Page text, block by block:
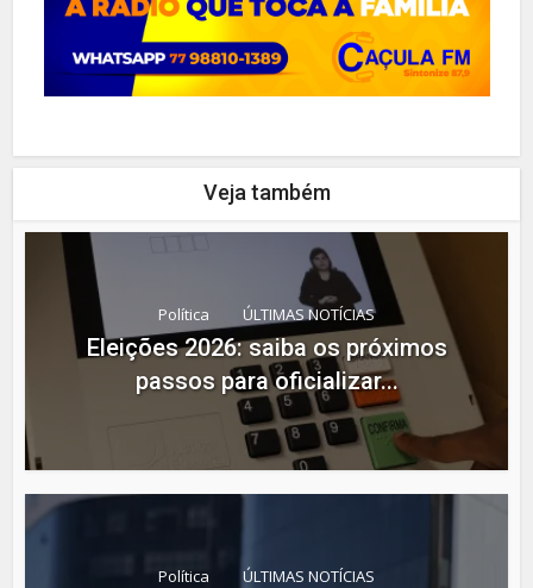
Veja também
Política ÚLTIMAS NOTÍCIAS
Eleições 2026: saiba os próximos
passos para oficializar...
Política ÚLTIMAS NOTÍCIAS